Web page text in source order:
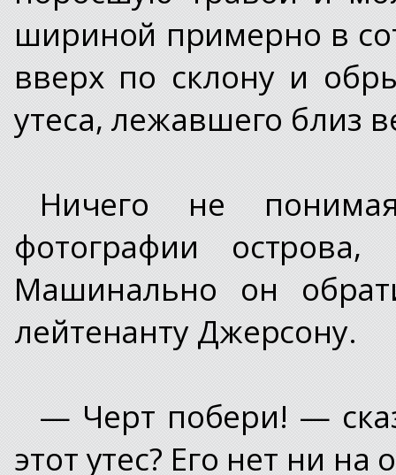
шириной примерно в
вверх по склону и
утеса, лежавшего близ
Ничего не
фотографии
Машинально он
лейтенанту Джерсону.
— Черт побери! —
этот утес? Его нет ни